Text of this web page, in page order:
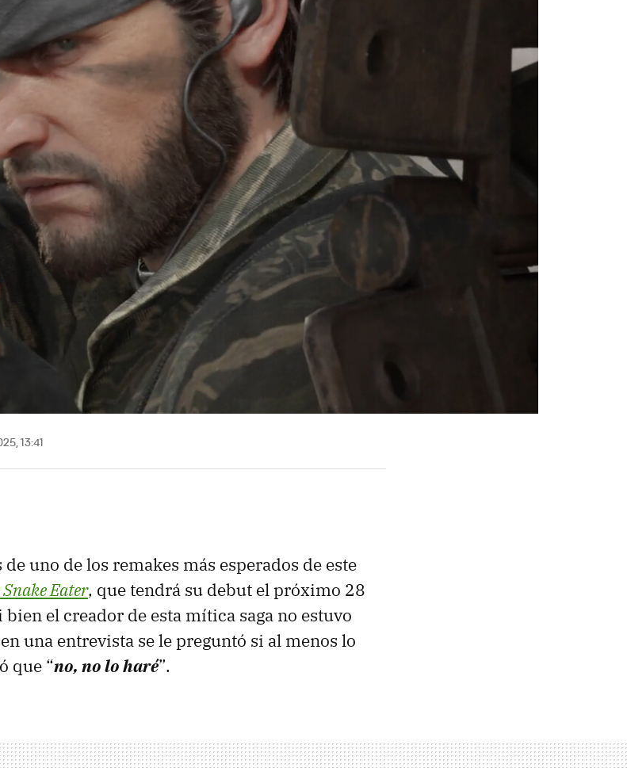
13:41
de uno de los remakes más esperados de este
Eater, que tendrá su debut el próximo 28
bien el creador de esta mítica saga no estuvo
una entrevista se le preguntó si al menos lo
que “no, no lo haré”.